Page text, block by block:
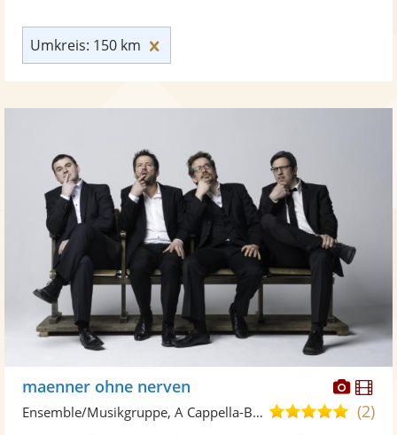
Umkreis: 150 km
maenner ohne nerven
5,0(2)
Ensemble/Musikgruppe, A Cappella-Band